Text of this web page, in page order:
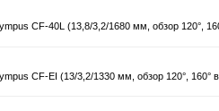
CF-40L (13,8/3,2/1680 мм, обзор 120°,
CF-EI (13/3,2/1330 мм, обзор 120°, 160°